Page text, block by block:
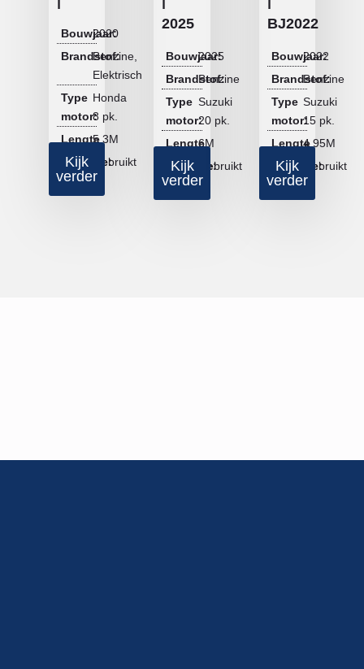
Bouwjaar:
2020
Brandstof:
Benzine,
Elektrisch
Type
motor:
Honda
8 pk.
Lengte5.3M
Conditie:Gebruikt
Kijk
verder
2025
Bouwjaar:
2025
Brandstof:
Benzine
Type
motor:
Suzuki
20 pk.
Lengte6M
Conditie:Gebruikt
Kijk
verder
BJ2022
Bouwjaar:
2022
Brandstof:
Benzine
Type
motor:
Suzuki
15 pk.
Lengte4.95M
Conditie:Gebruikt
Kijk
verder